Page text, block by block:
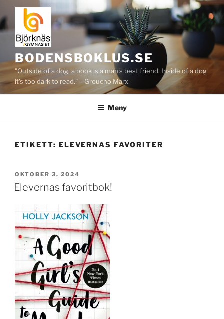
Hoppa
till
innehåll
BODENSBOKLUS.SE
"Outside of a dog, a book is a man's best friend. Inside of a dog
it's too dark to read." – Groucho Marx
Meny
ETIKETT: ELEVERNAS FAVORITER
PUBLICERAT
OKTOBER 3, 2024
Elevernas favoritbok!